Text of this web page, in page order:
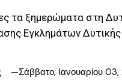
τα ξημερώματα στη
Εγκλημάτων
Σάββατο, Ιανουαρίου